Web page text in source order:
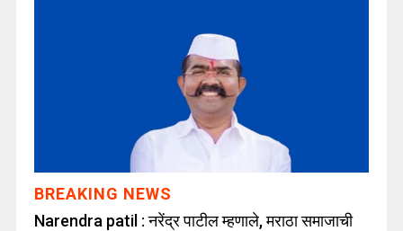
BREAKING NEWS
Narendra patil : नरेंद्र पाटील म्हणाले, मराठा समाजाची